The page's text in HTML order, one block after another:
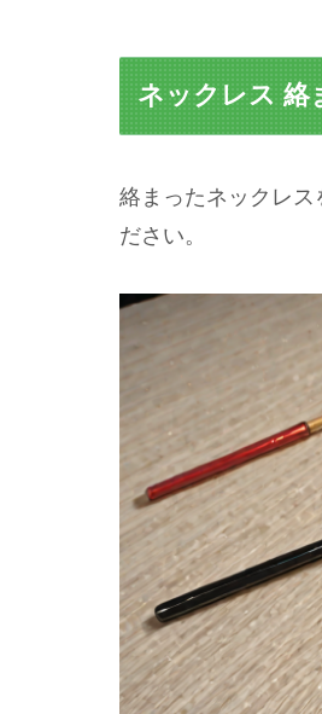
ネックレス 絡
絡まったネックレス
ださい。